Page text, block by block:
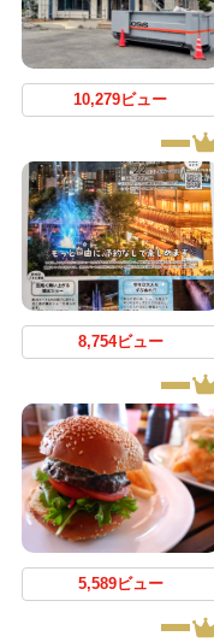
10,279ビュー
8,754ビュー
5,589ビュー